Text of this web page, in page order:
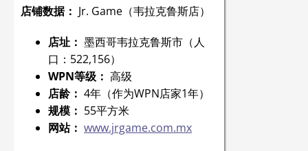
店铺数据： Jr. Game（韦拉克鲁斯店）
店址： 墨西哥韦拉克鲁斯市（人
口：522,156）
WPN等级： 高级
店龄： 4年（作为WPN店家1年）
规模： 55平方米
网站： www.jrgame.com.mx